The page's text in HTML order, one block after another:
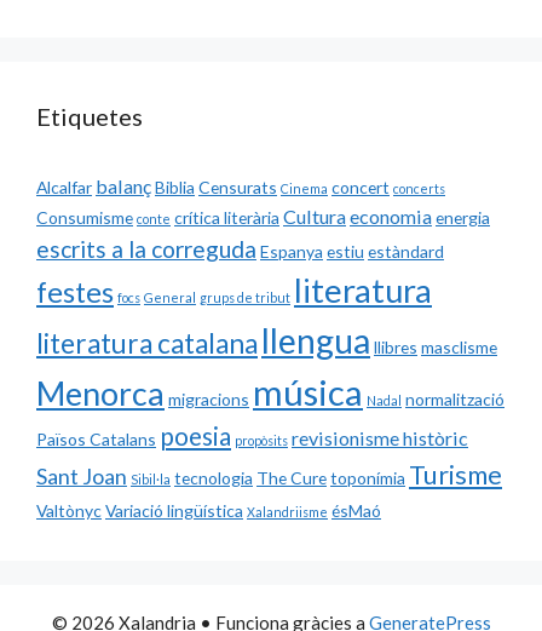
Etiquetes
Alcalfar balançBiblia Censurats Cinema concert concerts
Consumisme conte crítica literària Culturaeconomiaenergia
escrits a la correguda Espanya estiu estàndard
festes focs General grups de tribut literatura
literatura catalana llengua llibres masclisme
Menorca migracions música Nadal normalització
Països Catalans poesia propòsits revisionisme històric
Sant Joan Sibil·la tecnologia The Curetoponímia Turisme
ValtònycVariació lingüística Xalandriisme ésMaó
© 2026 Xalandria • Funciona gràcies a GeneratePress